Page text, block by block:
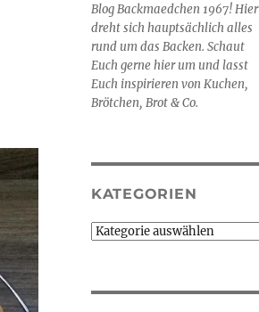
Blog Backmaedchen 1967! Hier
dreht sich hauptsächlich alles
rund um das Backen. Schaut
Euch gerne hier um und lasst
Euch inspirieren von Kuchen,
Brötchen, Brot & Co.
KATEGORIEN
Kategorien